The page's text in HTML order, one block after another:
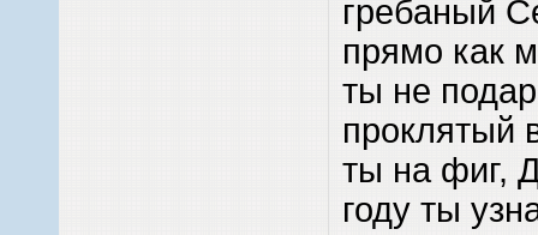
гребаный
прямо как
ты не
проклятый
ты на фиг,
году ты